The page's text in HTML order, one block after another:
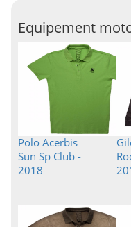
Equipement
Polo Acerbis
Sun Sp Club -
2018